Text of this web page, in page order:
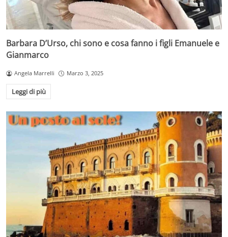
Barbara D’Urso, chi sono e cosa fanno i figli Emanuele e
Gianmarco
Angela Marrelli Marzo 3, 2025
Leggi di più